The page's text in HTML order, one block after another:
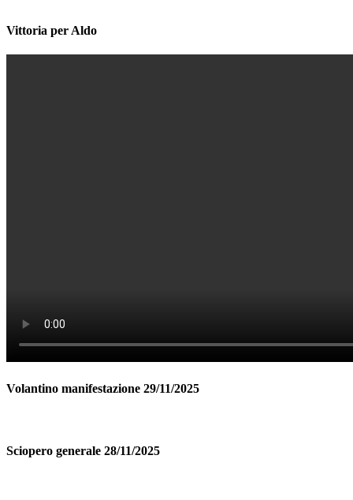
Vittoria per Aldo
Volantino manifestazione 29/11/2025
Sciopero generale 28/11/2025